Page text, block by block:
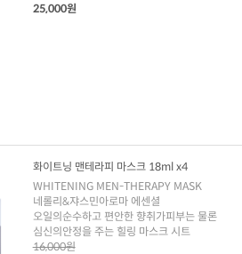
25,000원
화이트닝 맨테라피 마스크 18ml x4
WHITENING MEN-THERAPY MASK
네롤리&쟈스민아로마 에센셜
오일의순수하고 편안한 향취가피부는 물론
심신의안정을 주는 힐링 마스크 시트
16,000원